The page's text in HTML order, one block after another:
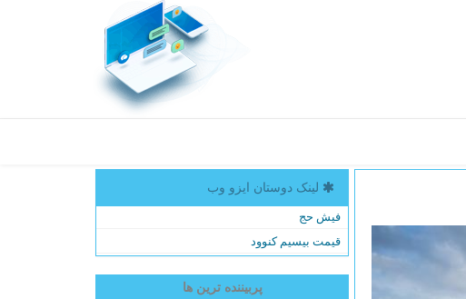
لینک دوستان ایزو وب
فیش حج
قیمت بیسیم کنوود
پربیننده ترین ها